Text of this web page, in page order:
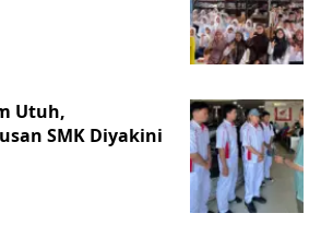
Utuh,
SMK Diyakini